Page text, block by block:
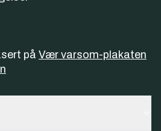
på Vær varsom-plakaten